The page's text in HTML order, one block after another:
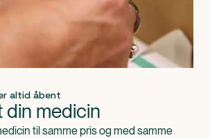
altid åbent
din medicin
til samme pris og med samme